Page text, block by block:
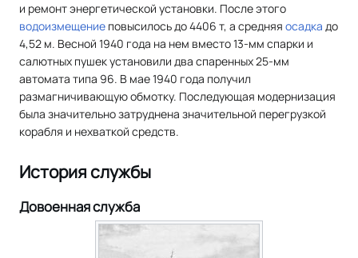
и ремонт энергетической установки. После этого
водоизмещение повысилось до 4406 т, а средняя осадка до
4,52 м. Весной 1940 года на нем вместо 13-мм спарки и
салютных пушек установили два спаренных 25-мм
автомата типа 96. В мае 1940 года получил
размагничивающую обмотку. Последующая модернизация
была значительно затруднена значительной перегрузкой
корабля и нехваткой средств.
История службы
Довоенная служба